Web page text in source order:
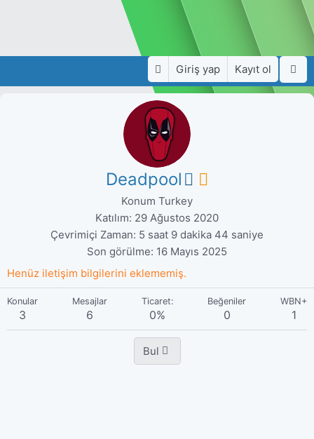
Giriş yap Kayıt ol
Deadpool
Konum Turkey
Katılım 29 Ağustos 2020
Çevrimiçi Zaman 5 saat 9 dakika 44 saniye
Son görülme 16 Mayıs 2025
Henüz iletişim bilgilerini eklememiş.
Konular
3
Mesajlar
6
Ticaret:
0%
Beğeniler
0
WBN+
1
Bul